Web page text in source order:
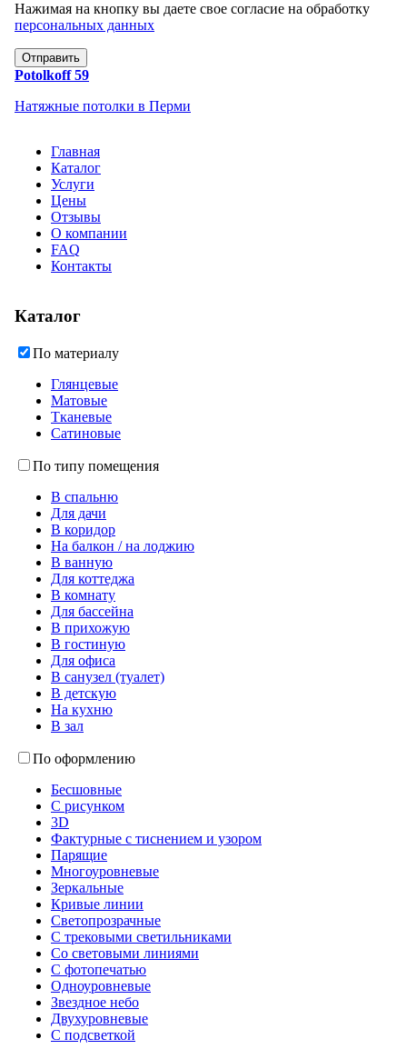
Нажимая на кнопку вы даете свое согласие на обработку
персональных данных
Отправить
Potolkoff 59
Натяжные потолки в Перми
Главная
Каталог
Услуги
Цены
Отзывы
О компании
FAQ
Контакты
Каталог
По материалу
Глянцевые
Матовые
Тканевые
Сатиновые
По типу помещения
В спальню
Для дачи
В коридор
На балкон / на лоджию
В ванную
Для коттеджа
В комнату
Для бассейна
В прихожую
В гостиную
Для офиса
В санузел (туалет)
В детскую
На кухню
В зал
По оформлению
Бесшовные
С рисунком
3D
Фактурные с тиснением и узором
Парящие
Многоуровневые
Зеркальные
Кривые линии
Светопрозрачные
С трековыми светильниками
Со световыми линиями
С фотопечатью
Одноуровневые
Звездное небо
Двухуровневые
С подсветкой